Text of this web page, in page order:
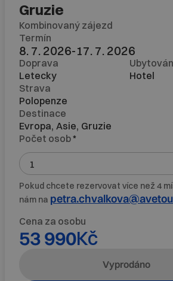
Gruzie
Kombinovaný zájezd
Termín
8. 7. 2026-17. 7. 2026
Doprava
Letecky
Hotel
Strava
Polopenze
Destinace
Evropa, Asie, Gruzie
Počet osob*
Pokud chcete rezervovat více než 4
nám na
Cena za osobu
53 990Kč
Vyprodáno